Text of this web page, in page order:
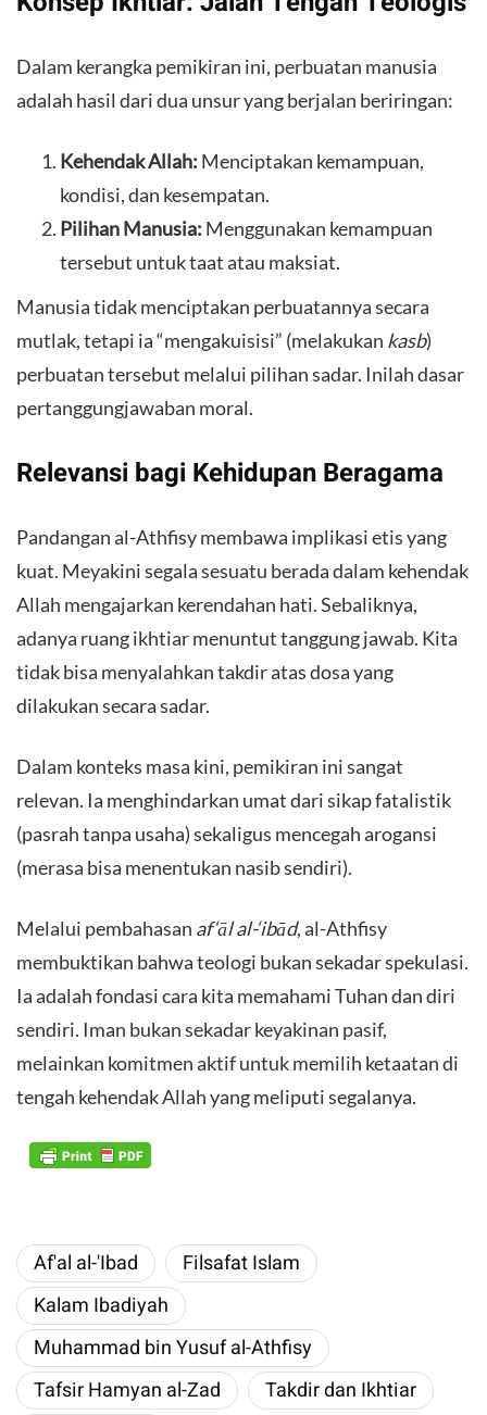
​Dalam kerangka pemikiran ini, perbuatan manusia
adalah hasil dari dua unsur yang berjalan beriringan:
Kehendak Allah: Menciptakan kemampuan,
kondisi, dan kesempatan.
Pilihan Manusia: Menggunakan kemampuan
tersebut untuk taat atau maksiat.
​Manusia tidak menciptakan perbuatannya secara
mutlak, tetapi ia “mengakuisisi” (melakukan kasb)
perbuatan tersebut melalui pilihan sadar. Inilah dasar
pertanggungjawaban moral.
​Relevansi bagi Kehidupan Beragama
​Pandangan al-Athfisy membawa implikasi etis yang
kuat. Meyakini segala sesuatu berada dalam kehendak
Allah mengajarkan kerendahan hati. Sebaliknya,
adanya ruang ikhtiar menuntut tanggung jawab. Kita
tidak bisa menyalahkan takdir atas dosa yang
dilakukan secara sadar.
​Dalam konteks masa kini, pemikiran ini sangat
relevan. Ia menghindarkan umat dari sikap fatalistik
(pasrah tanpa usaha) sekaligus mencegah arogansi
(merasa bisa menentukan nasib sendiri).
​Melalui pembahasan af‘āl al-‘ibād, al-Athfisy
membuktikan bahwa teologi bukan sekadar spekulasi.
Ia adalah fondasi cara kita memahami Tuhan dan diri
sendiri. Iman bukan sekadar keyakinan pasif,
melainkan komitmen aktif untuk memilih ketaatan di
tengah kehendak Allah yang meliputi segalanya.
Af'al al-'Ibad
Filsafat Islam
Kalam Ibadiyah
Muhammad bin Yusuf al-Athfisy
Tafsir Hamyan al-Zad
Takdir dan Ikhtiar